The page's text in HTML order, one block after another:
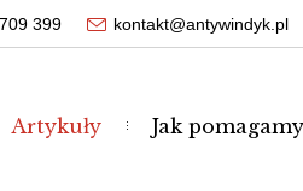
399 kontakt@antywindyk.pl
Artykuły Jak